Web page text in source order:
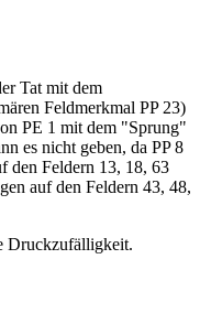
Tat mit dem
Feldmerkmal PP 23)
PE 1 mit dem "Sprung"
es nicht geben, da PP 8
den Feldern 13, 18, 63
auf den Feldern 43, 48,
Druckzufälligkeit.